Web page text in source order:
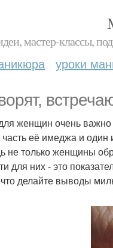
мастер-классы,
уроки
женщин очень важно
её имеджа и один
не только женщины
для них - это
делайте выводы